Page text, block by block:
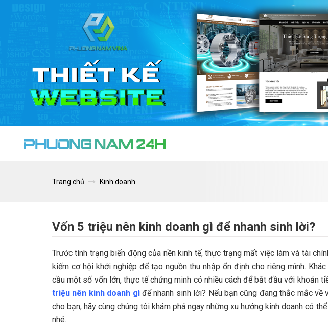
Trang chủ Kinh doanh
Vốn 5 triệu nên kinh doanh gì để nhanh sinh lời?
Trước tình trạng biến động của nền kinh tế, thực trạng mất việc làm và tài
kiếm cơ hội khởi nghiệp để tạo nguồn thu nhập ổn định cho riêng mình.
cầu một số vốn lớn, thực tế chứng minh có nhiều cách để bắt đầu với khoản
triệu nên kinh doanh gìđể nhanh sinh lời? Nếu bạn cũng đang thắc mắc
cho bạn, hãy cùng chúng tôi khám phá ngay những xu hướng kinh doanh có
nhé.